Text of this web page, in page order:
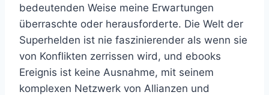
bedeutenden Weise meine Erwartungen
überraschte oder herausforderte. Die Welt der
Superhelden ist nie faszinierender als wenn sie
von Konflikten zerrissen wird, und ebooks
Ereignis ist keine Ausnahme, mit seinem
komplexen Netzwerk von Allianzen und